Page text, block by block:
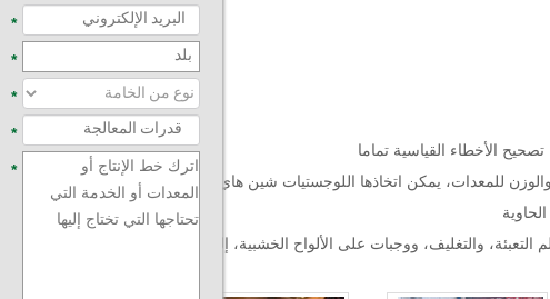
الأخطاء القياسية تماما
والوزن للمعدات، يمكن اتخاذها اللوجستيات شين هاي طرقاً
والتغليف، ووجبات على الألواح الخشبية، إلخ
*
*
*
*
*